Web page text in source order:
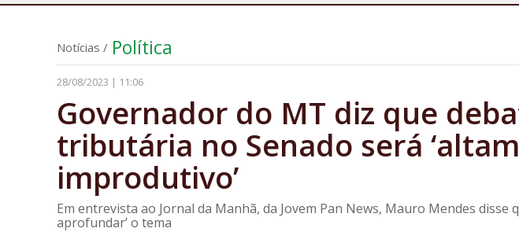
Notícias / Política
28/08/2023 | 11:06
Governador do MT diz que
tributária no Senado será
improdutivo’
Em entrevista ao Jornal da Manhã, da Jovem Pan News, Mauro Mendes disse
aprofundar’ o tema